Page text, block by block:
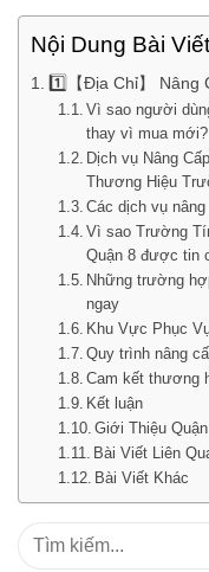
Nội Dung Bài Viết
1️⃣【Địa Chỉ】
Vì sao người
thay vì mua mới?
Dịch vụ Nâng
Thương Hiệu
Các dịch vụ
Vì sao Trường
Quận 8 được tin
Những trường
ngay
Khu Vực Phục
Quy trình nâng
Cam kết thương
Kết luận
Giới Thiệu
Bài Viết Liên
Bài Viết Khác
Tìm